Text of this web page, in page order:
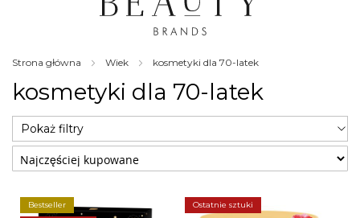
Strona główna Wiek kosmetyki dla 70-latek
kosmetyki dla 70-latek
Bestseller
Ostatnie sztuki
Pokaż filtry